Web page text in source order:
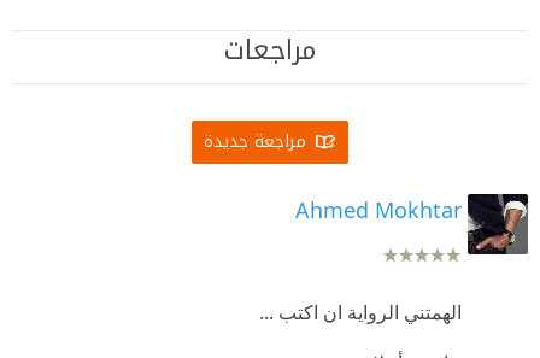
مراجعات
مراجعة جديدة
Ahmed Mokhtar
الهمتني الرواية ان اكتب ...